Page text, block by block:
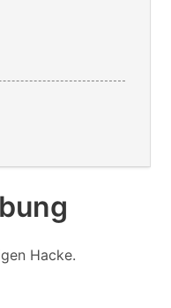
Hacke.